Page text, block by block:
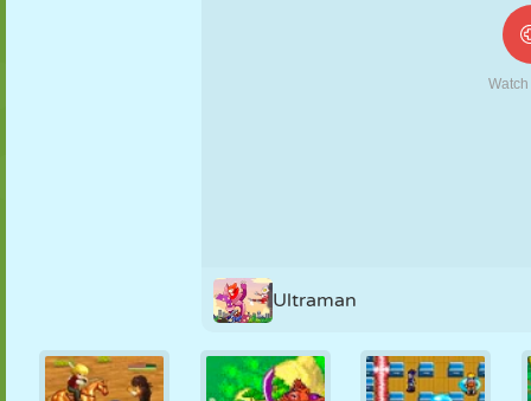
MORPION
Ultraman